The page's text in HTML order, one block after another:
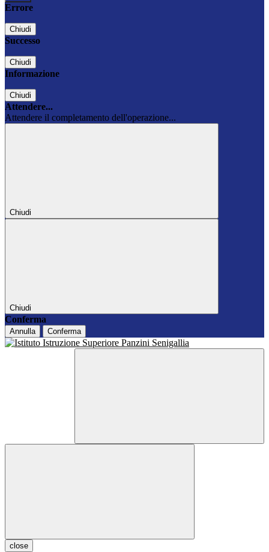
Errore
Chiudi
Successo
Chiudi
Informazione
Chiudi
Attendere...
Attendere il completamento dell'operazione...
Chiudi
Chiudi
Conferma
Annulla Conferma
close